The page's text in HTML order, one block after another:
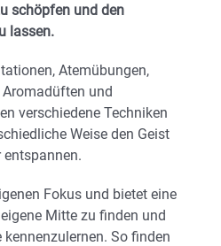
schöpfen und den
lassen.
Atemübungen,
und
verschiedene Techniken
Weise den Geist
entspannen.
Fokus und bietet eine
Mitte zu finden und
So finden